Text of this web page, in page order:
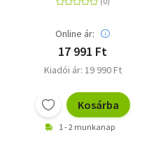
Géra Eleonóra Nagy János
Online ár:
17 991 Ft
Kiadói ár: 19 990 Ft
Kosárba
1 - 2 munkanap